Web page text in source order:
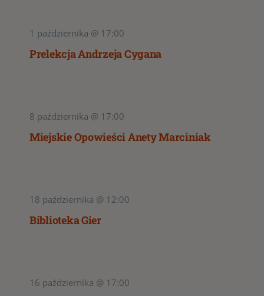
1 października @ 17:00
Prelekcja Andrzeja Cygana
8 października @ 17:00
Miejskie Opowieści Anety Marciniak
18 października @ 12:00
Biblioteka Gier
16 października @ 17:00